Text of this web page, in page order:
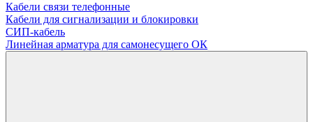
Кабели связи телефонные
Кабели для сигнализации и блокировки
СИП-кабель
Линейная арматура для самонесущего ОК